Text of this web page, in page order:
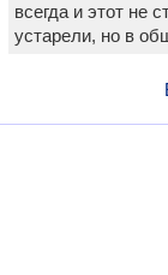
всегда и этот не
устарели, но в